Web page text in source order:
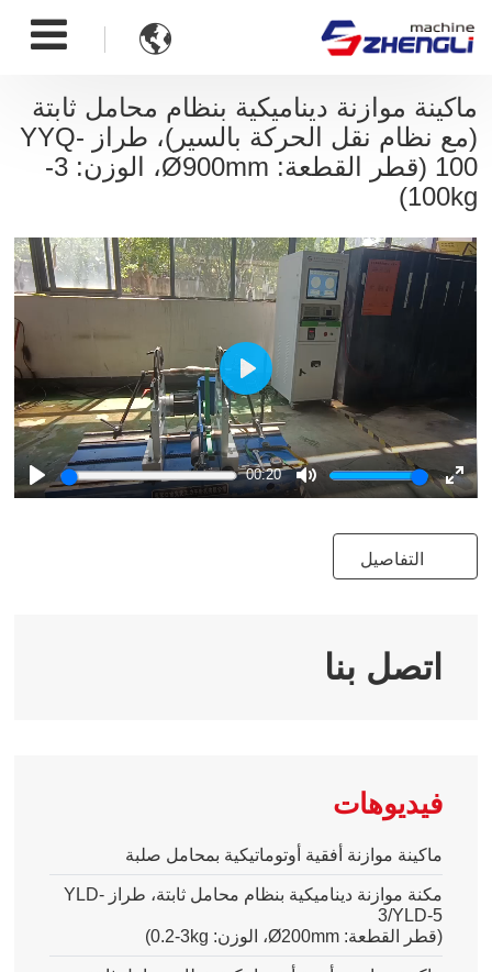

ماكينة موازنة ديناميكية بنظام محامل ثابتة
(مع نظام نقل الحركة بالسير)، طراز YYQ-
100 (قطر القطعة: Ø900mm، الوزن: 3-
100kg)
Play
00:20
Mute
Play
التفاصيل
اتصل بنا
فيديوهات
ماكينة موازنة أفقية أوتوماتيكية بمحامل صلبة
مكنة موازنة ديناميكية بنظام محامل ثابتة، طرازYLD-
3/YLD-5
(قطر القطعة:
Ø200mm، الوزن:
0.2-3kg
)